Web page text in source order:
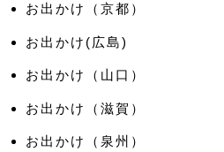
お出かけ（京都）
お出かけ(広島)
お出かけ（山口）
お出かけ（滋賀）
お出かけ（泉州）